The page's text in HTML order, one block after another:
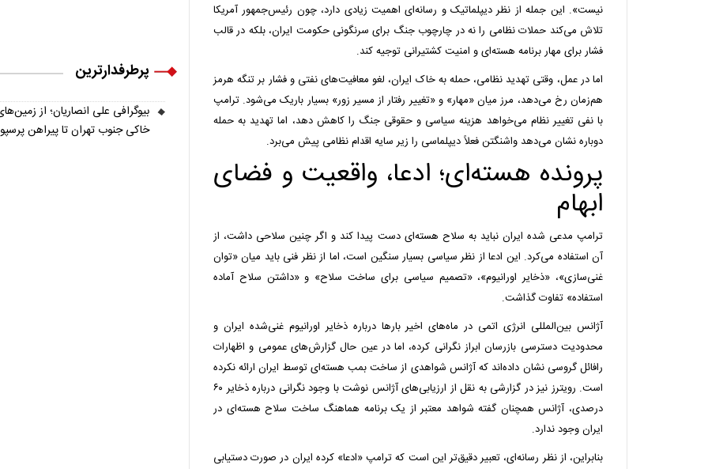
نیست». این جمله از نظر دیپلماتیک و رسانه‌ای اهمیت زیادی دارد، چون رئیس‌جمهور آمریکا
تلاش می‌کند حملات نظامی را نه در چارچوب جنگ برای سرنگونی حکومت ایران، بلکه در قالب
فشار برای مهار برنامه هسته‌ای و امنیت کشتیرانی توجیه کند.
اما در عمل، وقتی تهدید نظامی، حمله به خاک ایران، لغو معافیت‌های نفتی و فشار بر تنگه هرمز
هم‌زمان رخ می‌دهد، مرز میان «مهار» و «تغییر رفتار از مسیر زور» بسیار باریک می‌شود. ترامپ
با نفی تغییر نظام می‌خواهد هزینه سیاسی و حقوقی جنگ را کاهش دهد، اما تهدید به حمله
دوباره نشان می‌دهد واشنگتن فعلاً دیپلماسی را زیر سایه اقدام نظامی پیش می‌برد.
پرونده هسته‌ای؛ ادعا، واقعیت و فضای
ابهام
ترامپ مدعی شده ایران نباید به سلاح هسته‌ای دست پیدا کند و اگر چنین سلاحی داشت، از
آن استفاده می‌کرد. این ادعا از نظر سیاسی بسیار سنگین است، اما از نظر فنی باید میان «توان
غنی‌سازی»، «ذخایر اورانیوم»، «تصمیم سیاسی برای ساخت سلاح» و «داشتن سلاح آماده
استفاده» تفاوت گذاشت.
آژانس بین‌المللی انرژی اتمی در ماه‌های اخیر بارها درباره ذخایر اورانیوم غنی‌شده ایران و
محدودیت دسترسی بازرسان ابراز نگرانی کرده، اما در عین حال گزارش‌های عمومی و اظهارات
رافائل گروسی نشان داده‌اند که آژانس شواهدی از ساخت بمب هسته‌ای توسط ایران ارائه نکرده
است. رویترز نیز در گزارشی به نقل از ارزیابی‌های آژانس نوشت با وجود نگرانی درباره ذخایر ۶۰
درصدی، آژانس همچنان گفته شواهد معتبر از یک برنامه هماهنگ ساخت سلاح هسته‌ای در
ایران وجود ندارد.
بنابراین، از نظر رسانه‌ای، تعبیر دقیق‌تر این است که ترامپ «ادعا» کرده ایران در صورت دستیابی
پرطرفدارترین
بیوگرافی علی انصاریان؛ از
خاکی جنوب تهران تا پیراهن